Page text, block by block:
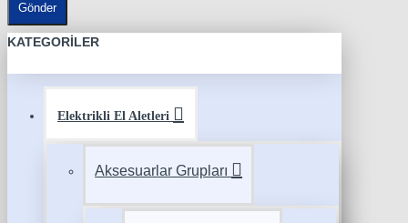
Gönder
KATEGORILER
Elektrikli El Aletleri
Aksesuarlar Grupları